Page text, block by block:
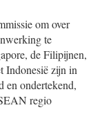
om over
te
de Filipijnen,
Indonesië zijn in
en ondertekend,
regio